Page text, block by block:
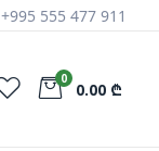
+995 555 477 911
0
0.00 ₾